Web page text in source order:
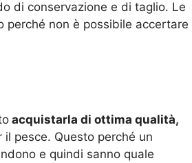
di conservazione e di taglio. Le
perché non è possibile accertare
acquistarla di ottima qualità,
pesce. Questo perché un
e quindi sanno quale